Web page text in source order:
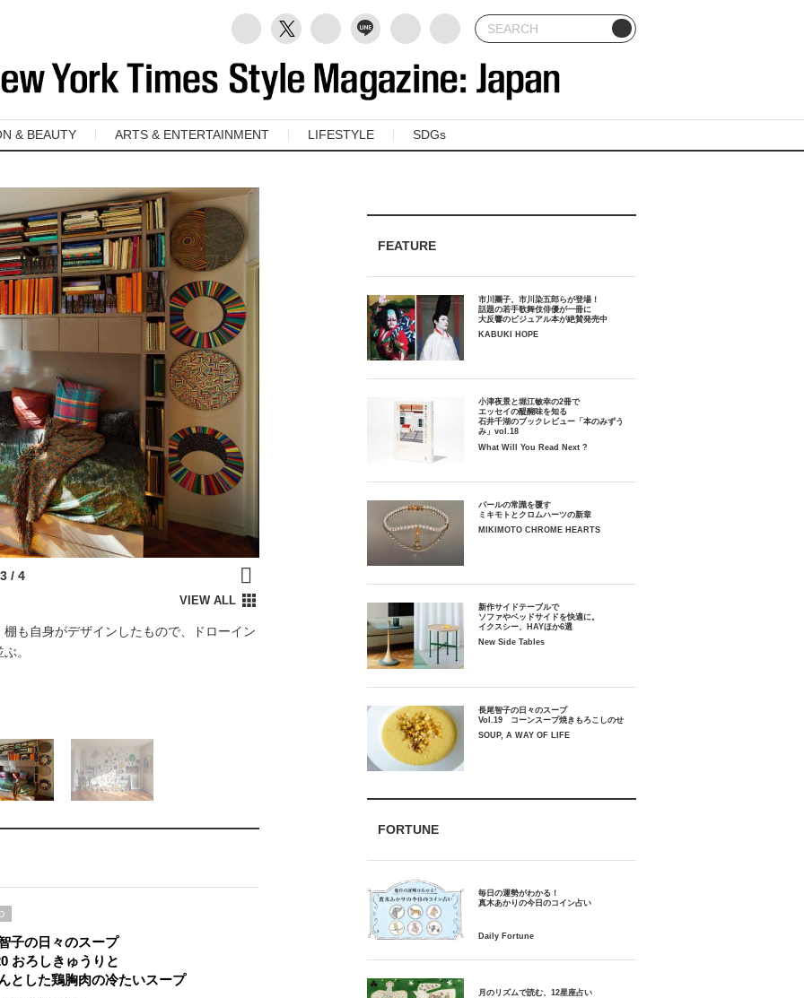
& BEAUTY ARTS & ENTERTAINMENT LIFESTYLE SDGs
も自身がデザインしたもので、ドローイン
。
子の日々のスープ
おろしきゅうりと
とした鶏胸肉の冷たいスープ
FEATURE
市川團子、市川染五郎らが登場！
話題の若手歌舞伎俳優が一冊に
大反響のビジュアル本が絶賛発売中
KABUKI HOPE
小津夜景と堀江敏幸の2冊で
エッセイの醍醐味を知る
石井千湖のブックレビュー「本のみずう
み」vol.18
What Will You Read Next ?
パールの常識を覆す
ミキモトとクロムハーツの新章
MIKIMOTO CHROME HEARTS
新作サイドテーブルで
ソファやベッドサイドを快適に。
イクスシー、HAYほか6選
New Side Tables
長尾智子の日々のスープ
Vol.19 コーンスープ焼きもろこしのせ
SOUP, A WAY OF LIFE
FORTUNE
毎日の運勢がわかる！
月のリズムで読む、12星座占い